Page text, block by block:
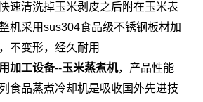
速清洗掉玉米剥皮之后附在玉米表
机采用sus304食品级不锈钢板材加
不变形，经久耐用
加工设备--玉米蒸煮机，产品性能
食品蒸煮冷却机是吸收国外先进技